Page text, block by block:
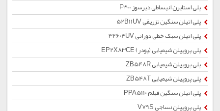
پلی استایرن انبساطی دیرسوز F300
پلی اتیلن سنگین تزریقی 52B11UV
پلی اتیلن سبک خطی دورانی 32604UV
پلی پروپیلن شیمیایی (پودر) EP2X83CE
پلی پروپیلن شیمیایی ZB548R
پلی پروپیلن شیمیایی ZB548T
پلی اتیلن سنگین فیلم PPA5110
پلی پروپیلن نساجی V79S